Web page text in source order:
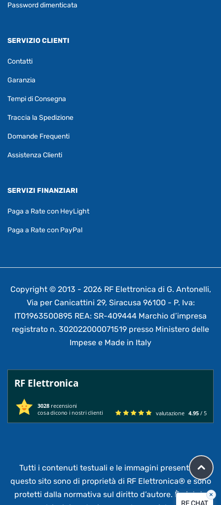
Password dimenticata
SERVIZIO CLIENTI
Contatti
Garanzia
Tempi di Consegna
Traccia la Spedizione
Domande Frequenti
Assistenza Clienti
SERVIZI FINANZIARI
Paga a Rate con HeyLight
Paga a Rate con PayPal
Copyright © 2013 - 2026 RF Elettronica di G. Antonelli,
Via per Canicattini 29, Siracusa 96100 - P. Iva:
IT01963500895 REA: SR-409444 Marchio d’impresa
registrato n. 302022000071519 presso Ministero delle
Impese e Made in Italy
RF Elettronica
3028 recensioni
cosa dicono i nostri clienti
valutazione 4.95 / 5
Tutti i contenuti testuali e le immagini presenti su
questo sito sono di proprietà di RF Elettronica® e sono
protetti dalla normativa sul diritto d’autore. È vietata
RF CHAT
×